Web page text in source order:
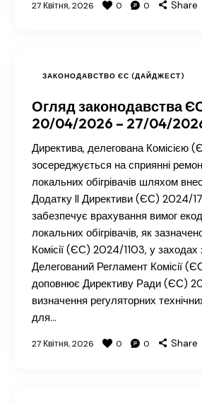
27 Квітня, 2026 0 0 Share
ЗАКОНОДАВСТВО ЄС (ДАЙДЖЕСТ)
Огляд законодавства
20/04/2026 – 27/04/
Директива, делегована Комісією
зосереджується на сприянні
локальних обігрівачів шляхом
Додатку II Директиви (ЄС) 2024/
забезпечує врахування вимог
локальних обігрівачів, як
Комісії (ЄС) 2024/1103, у заходах
Делегований Регламент Комісії
доповнює Директиву Ради (ЄС)
визначення регуляторних
для…
27 Квітня, 2026 0 0 Share